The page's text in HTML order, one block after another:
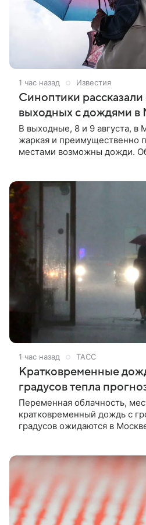
1 час назад Известия
Синоптики
выходных с дождями в
В выходные, 8 и 9 августа, в
жаркая и преимущественно
местами возможны дожди.
1 час назад ТАСС
Кратковременные
градусов тепла
Переменная облачность,
кратковременный дождь с
градусов ожидаются в